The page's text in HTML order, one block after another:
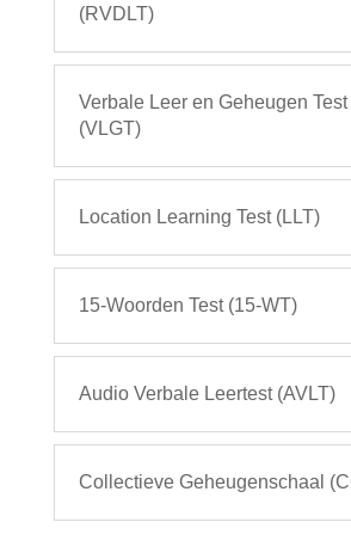
(RVDLT)
Verbale Leer en Geheugen Test
(VLGT)
Location Learning Test (LLT)
15-Woorden Test (15-WT)
Audio Verbale Leertest (AVLT)
Collectieve Geheugenschaal